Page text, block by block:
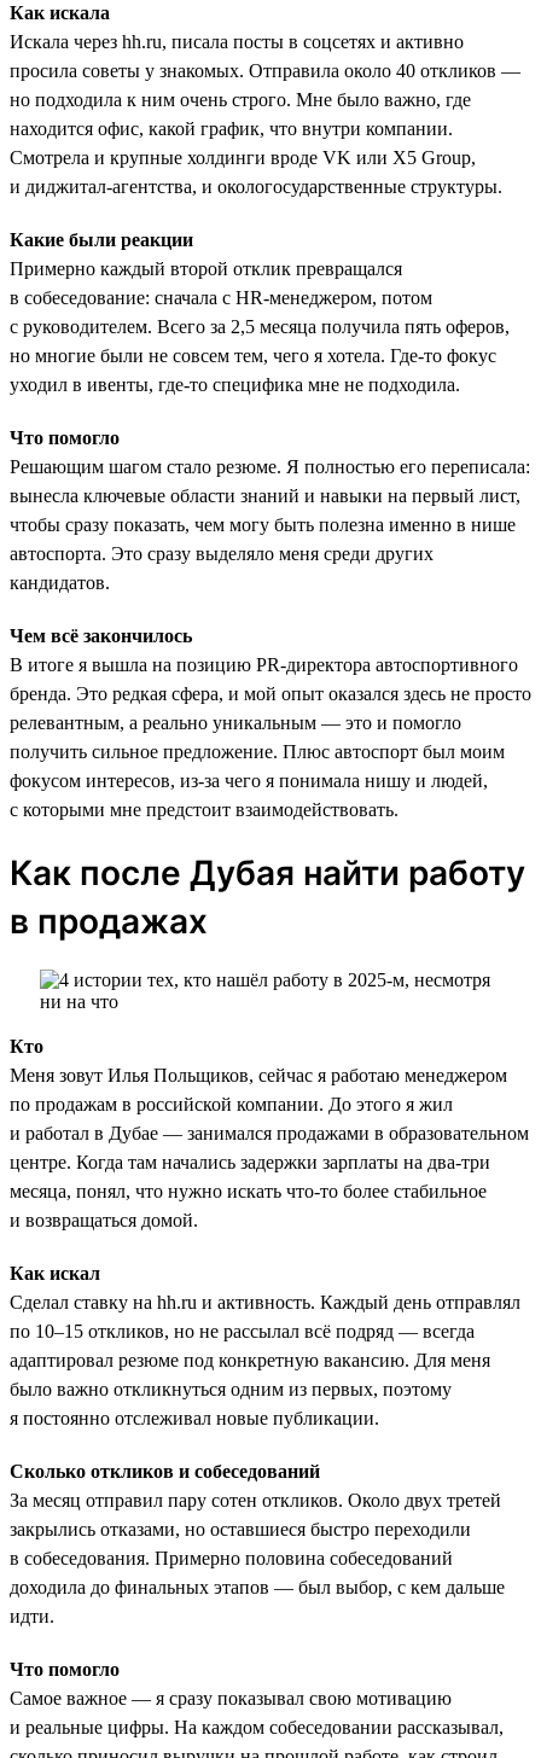
Как искала
Искала через hh.ru, писала посты в соцсетях и активно
просила советы у знакомых. Отправила около 40 откликов —
но подходила к ним очень строго. Мне было важно, где
находится офис, какой график, что внутри компании.
Смотрела и крупные холдинги вроде VK или X5 Group,
и диджитал-агентства, и окологосударственные структуры.
Какие были реакции
Примерно каждый второй отклик превращался
в собеседование: сначала с HR-менеджером, потом
с руководителем. Всего за 2,5 месяца получила пять оферов,
но многие были не совсем тем, чего я хотела. Где-то фокус
уходил в ивенты, где-то специфика мне не подходила.
Что помогло
Решающим шагом стало резюме. Я полностью его переписала:
вынесла ключевые области знаний и навыки на первый лист,
чтобы сразу показать, чем могу быть полезна именно в нише
автоспорта. Это сразу выделяло меня среди других
кандидатов.
Чем всё закончилось
В итоге я вышла на позицию PR-директора автоспортивного
бренда. Это редкая сфера, и мой опыт оказался здесь не просто
релевантным, а реально уникальным — это и помогло
получить сильное предложение. Плюс автоспорт был моим
фокусом интересов, из-за чего я понимала нишу и людей,
с которыми мне предстоит взаимодействовать.
Как после Дубая найти работу
в продажах
Кто
Меня зовут Илья Польщиков, сейчас я работаю менеджером
по продажам в российской компании. До этого я жил
и работал в Дубае — занимался продажами в образовательном
центре. Когда там начались задержки зарплаты на два-три
месяца, понял, что нужно искать что-то более стабильное
и возвращаться домой.
Как искал
Сделал ставку на hh.ru и активность. Каждый день отправлял
по 10–15 откликов, но не рассылал всё подряд — всегда
адаптировал резюме под конкретную вакансию. Для меня
было важно откликнуться одним из первых, поэтому
я постоянно отслеживал новые публикации.
Сколько откликов и собеседований
За месяц отправил пару сотен откликов. Около двух третей
закрылись отказами, но оставшиеся быстро переходили
в собеседования. Примерно половина собеседований
доходила до финальных этапов — был выбор, с кем дальше
идти.
Что помогло
Самое важное — я сразу показывал свою мотивацию
и реальные цифры. На каждом собеседовании рассказывал,